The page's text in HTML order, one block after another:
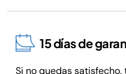
15 días de
Si no quedas